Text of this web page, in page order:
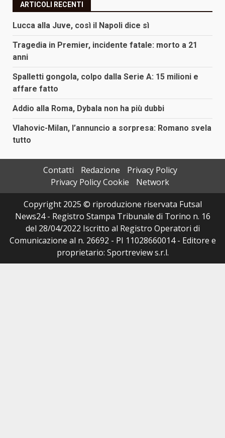
ARTICOLI RECENTI
Lucca alla Juve, così il Napoli dice sì
Tragedia in Premier, incidente fatale: morto a 21
anni
Spalletti gongola, colpo dalla Serie A: 15 milioni e
affare fatto
Addio alla Roma, Dybala non ha più dubbi
Vlahovic-Milan, l’annuncio a sorpresa: Romano svela
tutto
Contatti Redazione
Privacy Policy
Privacy Policy Cookie
Network
Copyright 2025 © riproduzione riservata Futsal
News24 - Registro Stampa Tribunale di Torino n. 16
del 28/04/2022 Iscritto al Registro Operatori di
Comunicazione al n. 26692 - PI 11028660014 - Editore e
proprietario: Sportreview s.r.l.